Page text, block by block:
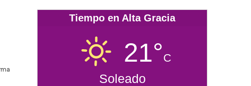
Tiempo en Alta Gracia
21°C
Soleado